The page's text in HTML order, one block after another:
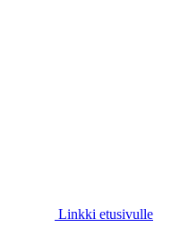
Linkki etusivulle